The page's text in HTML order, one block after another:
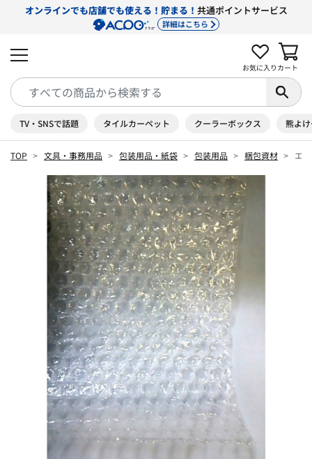
オンラインでも店舗でも使える！貯まる！ 共通ポイントサービス
詳細はこちら
お気に入り カート
TV・SNSで話題 タイルカーペット クーラーボックス 熊よ
TOP 文具・事務用品 包装用品・紙袋 包装用品 梱包資材 エ